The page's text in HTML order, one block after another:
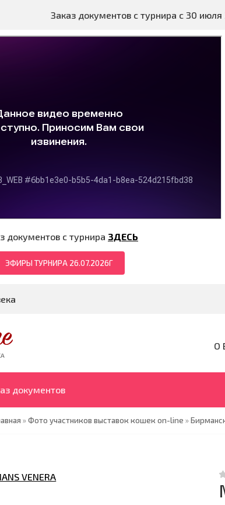
Заказ документов с турнира с 30 июля
документов с турнира ЗДЕСЬ
ЭФИРЫ ТУРНИРА 26.07.2026Г
О
документов
»Фото участников выставок кошек on-line »